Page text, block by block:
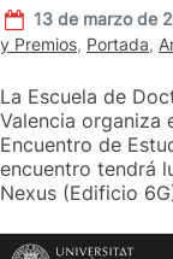
13 de marzo de
y Premios, Portada,
La Escuela de
Valencia organiza
Encuentro de
encuentro tendrá
Nexus (Edificio